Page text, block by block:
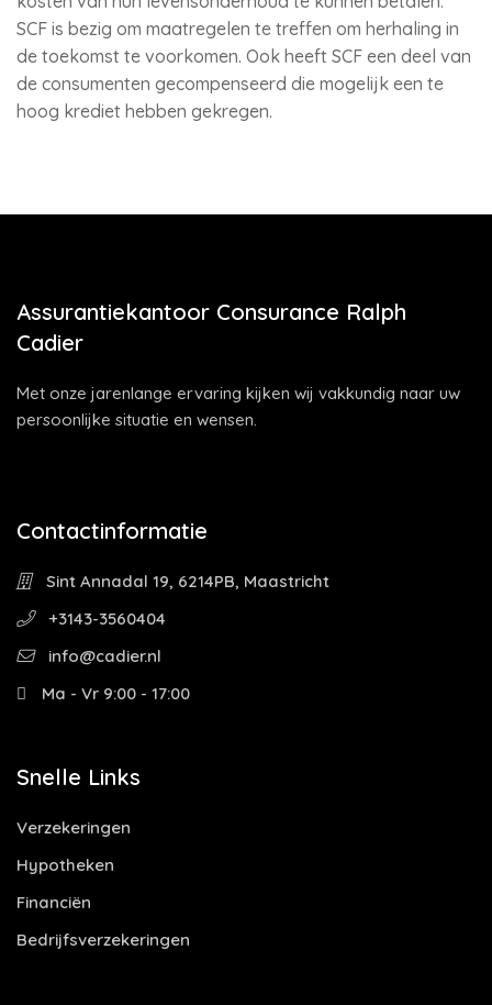
SCF is bezig om maatregelen te treffen om herhaling in
de toekomst te voorkomen. Ook heeft SCF een deel van
de consumenten gecompenseerd die mogelijk een te
hoog krediet hebben gekregen.
Assurantiekantoor Consurance Ralph
Cadier
Met onze jarenlange ervaring kijken wij vakkundig naar uw
persoonlijke situatie en wensen.
Contactinformatie
Sint Annadal 19, 6214PB, Maastricht
+3143-3560404
info@cadier.nl
Ma - Vr 9:00 - 17:00
Snelle Links
Verzekeringen
Hypotheken
Financiën
Bedrijfsverzekeringen